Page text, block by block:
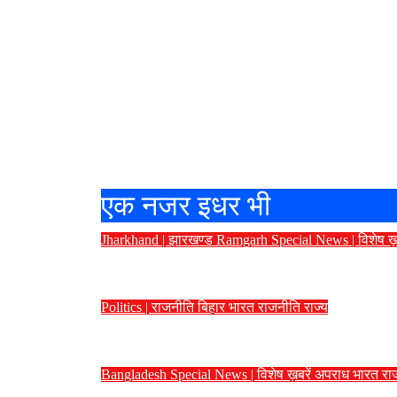
एक नजर इधर भी
Jharkhand | झारखण्ड Ramgarh Special News | विशेष
Politics | राजनीतिबिहार भारतराजनीतिराज्य
Bangladesh Special News | विशेष ख़बरें अपराधभारत